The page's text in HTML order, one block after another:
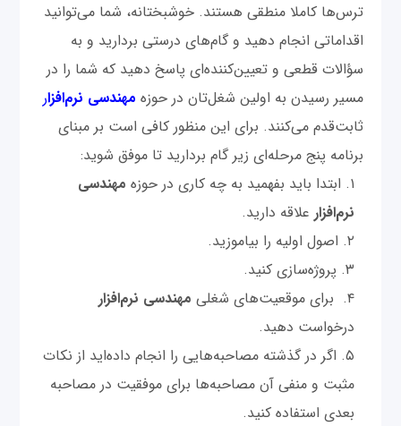
ترس‌ها کاملا منطقی هستند. خوشبختانه، شما می‌توانید
اقداماتی انجام دهید و گام‌های درستی بردارید و به
سؤالات قطعی و تعیین‌کننده‌ای پاسخ دهید که شما را در
مسیر رسیدن به اولین شغل‌تان در حوزه مهندسی نرم‌افزار
ثابت‌قدم می‌کنند. برای این منظور کافی است بر مبنای
برنامه پنج مرحله‌ای زیر گام بردارید تا موفق شوید:
ابتدا باید بفهمید به چه کاری در حوزه مهندسی
نرم‌افزار علاقه دارید.
اصول اولیه را بیاموزید.
پروژه‌سازی کنید.
برای موقعیت‌های شغلی مهندسی نرم‌افزار
درخواست دهید.
اگر در گذشته مصاحبه‌هایی را انجام داده‌اید از نکات
مثبت و منفی آن مصاحبه‌ها برای موفقیت در مصاحبه
بعدی استفاده کنید.